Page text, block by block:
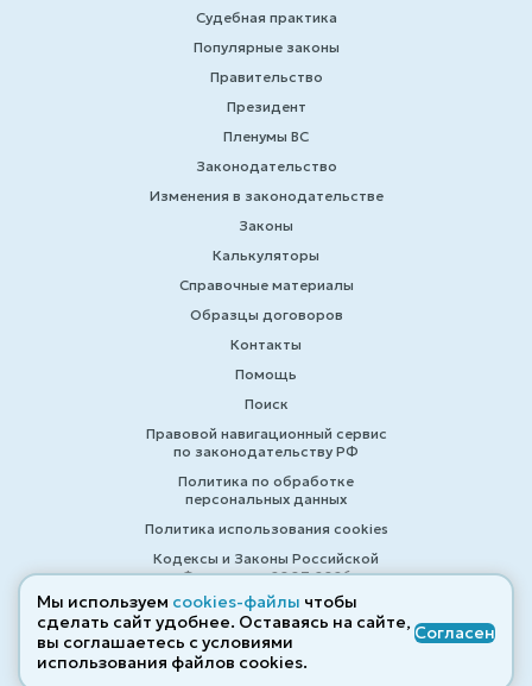
Судебная практика
Популярные законы
Правительство
Президент
Пленумы ВС
Законодательство
Изменения в законодательстве
Законы
Калькуляторы
Справочные материалы
Образцы договоров
Контакты
Помощь
Поиск
Правовой навигационный сервис
по законодательству РФ
Политика по обработке
персональных данных
Политика использования cookies
Кодексы и Законы Российской
Федерации 2007-2026
© ZAKONRF.INFO
Мы используем cookies-файлы чтобы
сделать сайт удобнее. Оставаясь на сайте,
вы соглашаетесь с условиями
использования файлов cооkies.
Согласен